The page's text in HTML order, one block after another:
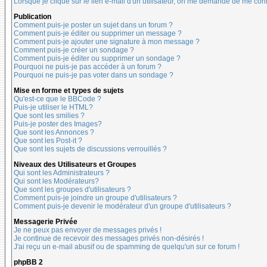
Publication
Comment puis-je poster un sujet dans un forum ?
Comment puis-je éditer ou supprimer un message ?
Comment puis-je ajouter une signature à mon message ?
Comment puis-je créer un sondage ?
Comment puis-je éditer ou supprimer un sondage ?
Pourquoi ne puis-je pas accéder à un forum ?
Pourquoi ne puis-je pas voter dans un sondage ?
Mise en forme et types de sujets
Qu'est-ce que le BBCode ?
Puis-je utiliser le HTML?
Que sont les smilies ?
Puis-je poster des Images?
Que sont les Annonces ?
Que sont les Post-it ?
Que sont les sujets de discussions verrouillés ?
Niveaux des Utilisateurs et Groupes
Qui sont les Administrateurs ?
Qui sont les Modérateurs?
Que sont les groupes d'utilisateurs ?
Comment puis-je joindre un groupe d'utilisateurs ?
Comment puis-je devenir le modérateur d'un groupe d'utilisateurs ?
Messagerie Privée
Je ne peux pas envoyer de messages privés !
Je continue de recevoir des messages privés non-désirés !
J'ai reçu un e-mail abusif ou de spamming de quelqu'un sur ce forum !
phpBB 2